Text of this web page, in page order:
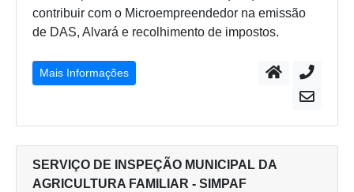
contribuir com o Microempreendedor na emissão
de DAS, Alvará e recolhimento de impostos.
Mais Informações
SERVIÇO DE INSPEÇÃO MUNICIPAL DA
AGRICULTURA FAMILIAR - SIMPAF